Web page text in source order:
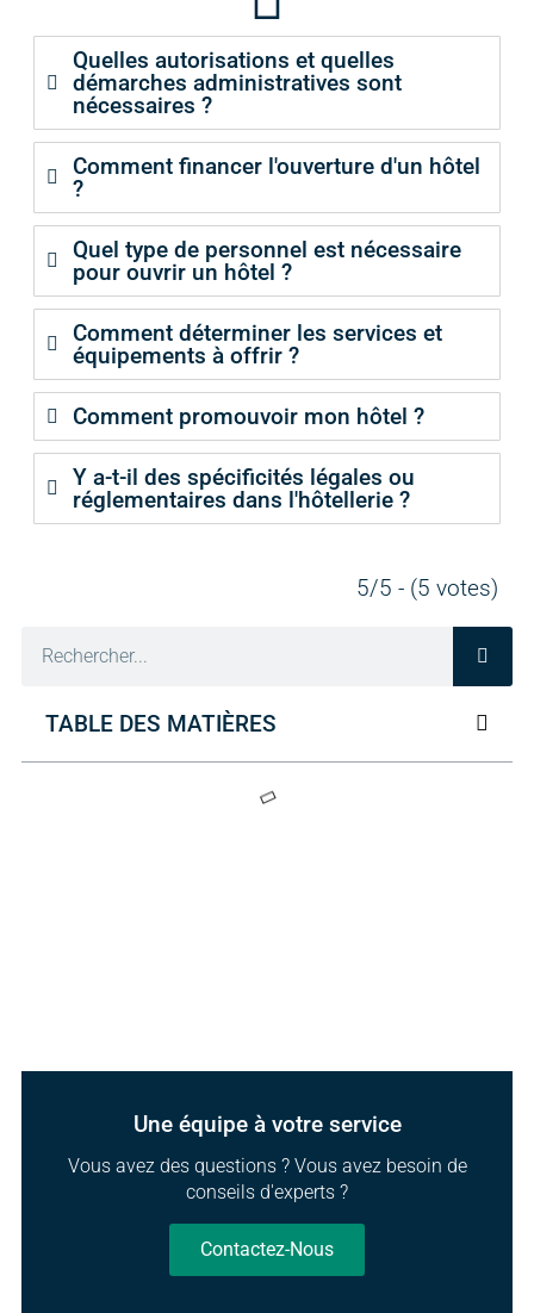
TABLE DES MATIÈRES
Une équipe à votre service
Vous avez des questions ? Vous avez besoin de
conseils d'experts ?
Contactez-Nous
Quelles autorisations et quelles
démarches administratives sont
nécessaires ?
Comment financer l'ouverture d'un hôtel
?
Quel type de personnel est nécessaire
pour ouvrir un hôtel ?
Comment déterminer les services et
équipements à offrir ?
Comment promouvoir mon hôtel ?
Y a-t-il des spécificités légales ou
réglementaires dans l'hôtellerie ?
5/5 - (5 votes)